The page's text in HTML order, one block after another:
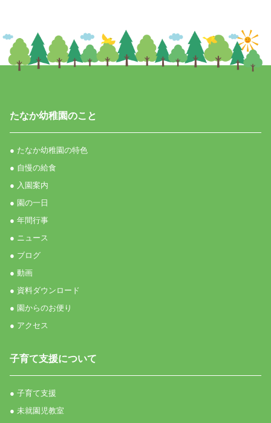
たなか幼稚園のこと
● たなか幼稚園の特色
● 自慢の給食
● 入園案内
● 園の一日
● 年間行事
● ニュース
● ブログ
● 動画
● 資料ダウンロード
● 園からのお便り
● アクセス
子育て支援について
● 子育て支援
● 未就園児教室